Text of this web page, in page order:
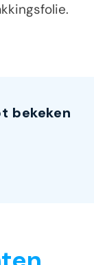
bekeken